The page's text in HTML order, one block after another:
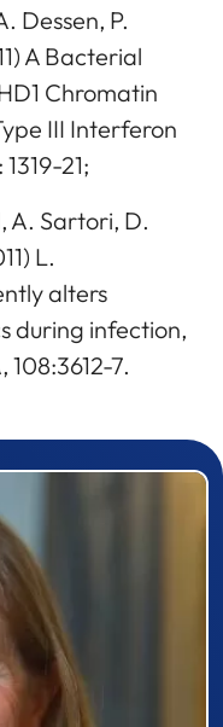
Dessen, P.
A Bacterial
Chromatin
III Interferon
21;
A. Sartori, D.
L.
alters
during infection,
108:3612-7.